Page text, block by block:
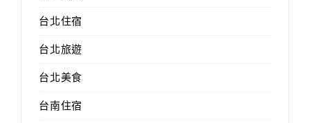
台北住宿
台北旅遊
台北美食
台南住宿